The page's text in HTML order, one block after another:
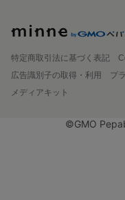
特定商取引法に基づく表記
広告識別子の取得・利用
プ
メディアキット
©GMO